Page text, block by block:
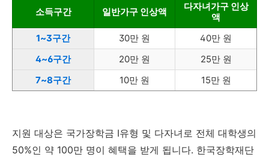
소득구간 일반가구 인상액
다자녀가구 인상
액
1~3구간
30만 원
40만 원
4~6구간
20만 원
25만 원
7~8구간
10만 원 15만 원
지원 대상은 국가장학금 Ⅰ유형 및 다자녀로 전체 대학생의
50%인 약 100만 명이 혜택을 받게 됩니다. 한국장학재단